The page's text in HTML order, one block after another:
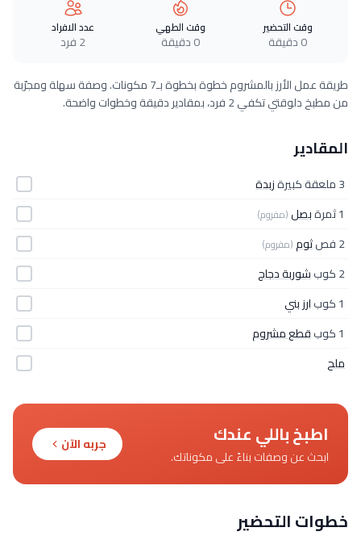
وقت التحضير
0 دقيقة
وقت الطهي
0 دقيقة
عدد الافراد
2 فرد
طريقة عمل الأرز بالمشروم خطوة بخطوة بـ7 مكونات. وصفة سهلة ومجرّبة
من مطبخ دلوقتي تكفي 2 فرد، بمقادير دقيقة وخطوات واضحة.
المقادير
3 ملعقة كبيرة
زبدة
1 ثمرة
بصل(مفروم)
2 فص ثوم(مفروم)
2 كوب
شوربة دجاج
1 كوب
ارز بني
1 كوب
قطع مشروم
ملح
اطبخ باللي عندك
ابحث عن وصفات بناءً على مكوناتك.
جربه الآن
خطوات التحضير